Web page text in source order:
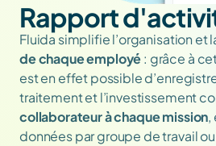
Rapport
Fluida simplifie l’organisation et
de chaque employé : grâce à
est en effet possible
traitement et l’investissement
collaborateur à chaque mission,
données par groupe de travail